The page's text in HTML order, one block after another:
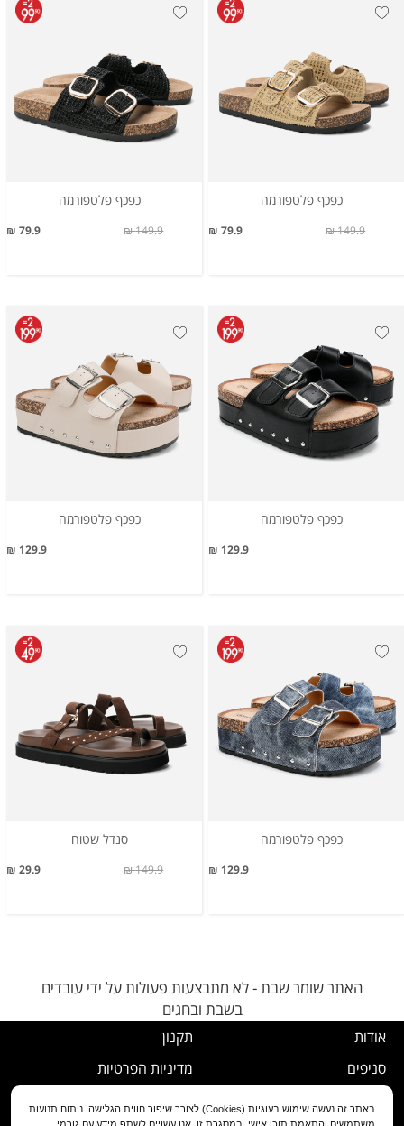
כפכף פלטפורמה
79.9 ₪ 149.9 ₪
כפכף פלטפורמה
79.9 ₪ 149.9 ₪
כפכף פלטפורמה
129.9 ₪
כפכף פלטפורמה
129.9 ₪
כפכף פלטפורמה
129.9 ₪
סנדל שטוח
29.9 ₪ 149.9 ₪
האתר שומר שבת - לא מתבצעות פעולות על ידי עובדים
בשבת ובחגים
אודות
סניפים
תקנון
מדיניות הפרטיות
נוהל ביטול עסקה
באתר זה נעשה שימוש בעוגיות (Cookies) לצורך שיפור חווית הגלישה, ניתוח תנועות